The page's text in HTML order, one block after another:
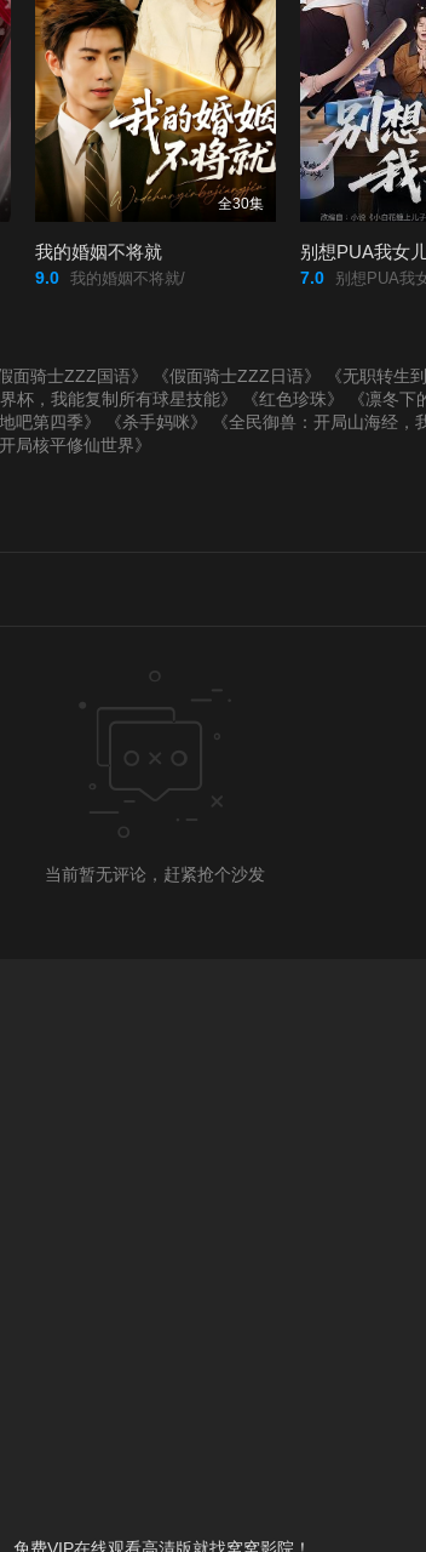
全30集
我的婚姻不将就
9.0 我的婚姻不将就/
别想PUA我女
7.0 别想PUA我
假面骑士ZZZ国语》 《假面骑士ZZZ日语》
《无职转生
界杯，我能复制所有球星技能》 《红色珍珠》
《凛冬下
吧第四季》 《杀手妈咪》
《全民御兽：开局山海经，
局核平修仙世界》
当前暂无评论，赶紧抢个沙发